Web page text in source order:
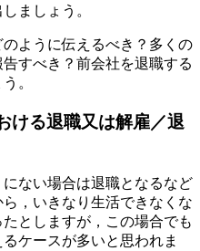
ましょう。
ように伝えるべき？多くの
すべき？前会社を退職する
。
ける退職又は解雇／退
ない場合は退職となるなど
，いきなり生活できなくな
としますが，この場合でも
ケースが多いと思われま